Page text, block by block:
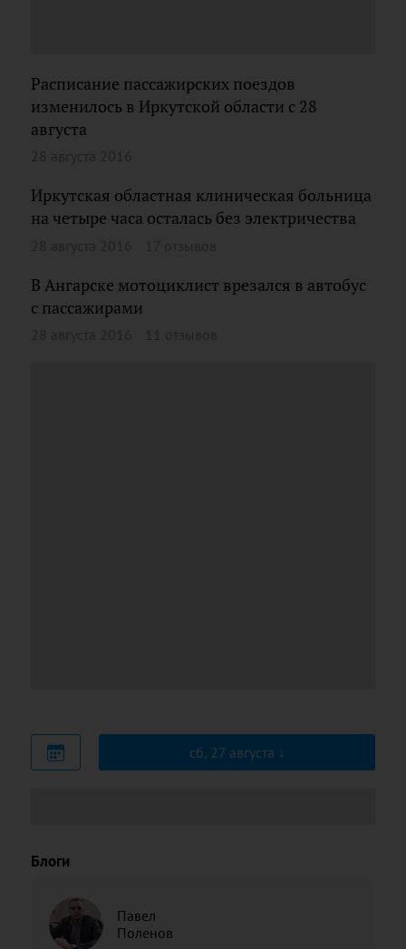
Расписание пассажирских поездов
изменилось в Иркутской области с 28
августа
Иркутская областная клиническая больница
на четыре часа осталась без электричества
В Ангарске мотоциклист врезался в автобус
с пассажирами
сб, 27 августа
Блоги
Павел
Поленов